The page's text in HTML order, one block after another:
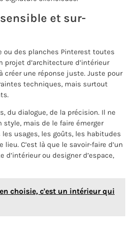
et sur-
ou des planches Pinterest toutes
projet d’architecture d’intérieur
créer une réponse juste. Juste pour
techniques, mais surtout
du dialogue, de la précision. Il ne
style, mais de le faire émerger
usages, les goûts, les habitudes
C’est là que le savoir-faire d’un
d’intérieur ou designer d’espace,
choisie, c'est un intérieur qui